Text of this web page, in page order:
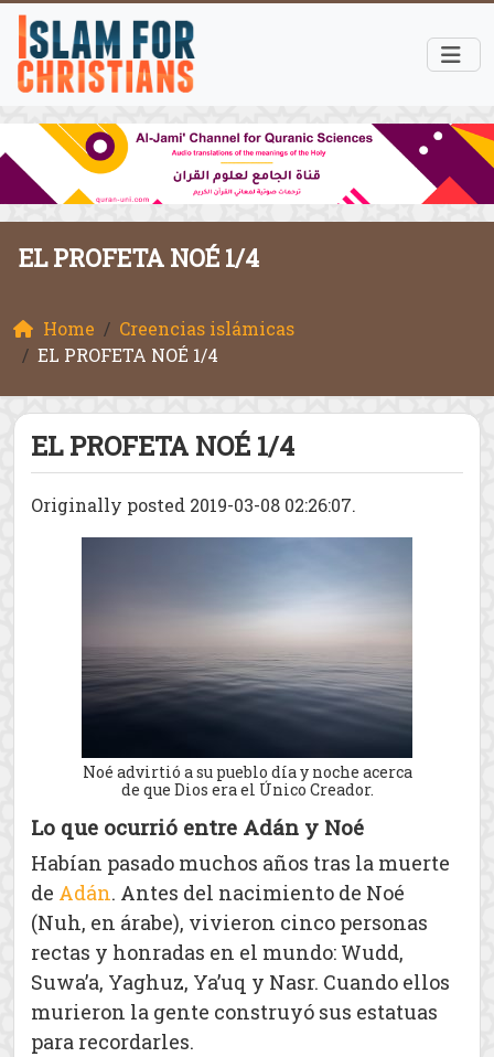
EL PROFETA NOÉ 1/4
Home
Creencias islámicas
EL PROFETA NOÉ 1/4
EL PROFETA NOÉ 1/4
Originally posted 2019-03-08 02:26:07.
Noé advirtió a su pueblo día y noche acerca
de que Dios era el Único Creador.
Lo que ocurrió entre Adán y Noé
Habían pasado muchos años tras la muerte
de Adán. Antes del nacimiento de Noé
(Nuh, en árabe), vivieron cinco personas
rectas y honradas en el mundo: Wudd,
Suwa’a, Yaghuz, Ya’uq y Nasr. Cuando ellos
murieron la gente construyó sus estatuas
para recordarles.